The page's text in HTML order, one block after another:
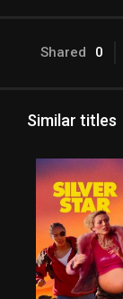
Shared 0
Similar titles